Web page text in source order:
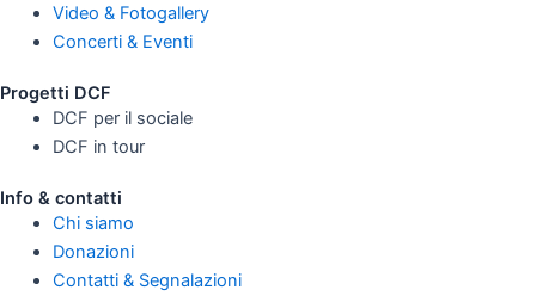
Video & Fotogallery
Concerti & Eventi
Progetti DCF
DCF per il sociale
DCF in tour
Info & contatti
Chi siamo
Donazioni
Contatti & Segnalazioni